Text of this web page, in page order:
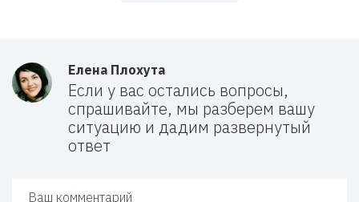
Елена Плохута
Если у вас остались вопросы,
спрашивайте, мы разберем вашу
ситуацию и дадим развернутый
ответ